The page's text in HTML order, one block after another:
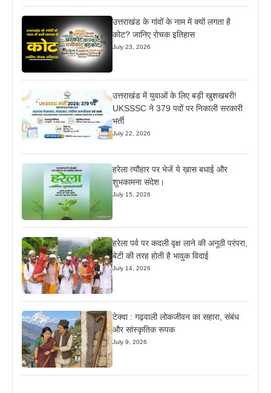
उत्तराखंड के गांवों के नाम में क्यों लगता है
कोट? जानिए रोचक इतिहास
July 23, 2026
उत्तराखंड में युवाओं के लिए बड़ी खुशखबरी!
UKSSSC ने 379 पदों पर निकाली सरकारी
भर्ती
July 22, 2026
हरेला त्यौहार पर भेजें ये ख़ास बधाई और
शुभकामना संदेश।
July 15, 2026
हरेला पर्व पर कदली वृक्ष लाने की अनूठी परंपरा,
बेटी की तरह होती है भावुक विदाई
July 14, 2026
टेक्वा : गढ़वाली लोकजीवन का सहारा, संबंध
और सांस्कृतिक रूपक
July 9, 2026